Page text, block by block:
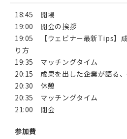
18:45 開場
19:00 開会の挨拶
19:05 【ウェビナー最新Tips】
り方
19:35 マッチングタイム
20:15 成果を出した企業が語る
20:30 休憩
20:35 マッチングタイム
21:00 閉会
参加費